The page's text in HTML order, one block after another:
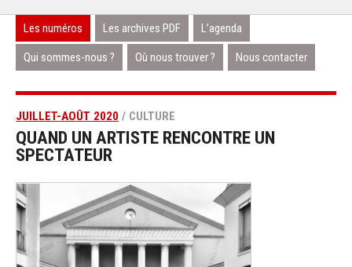
Les numéros Les archives PDF L’agenda
Qui sommes-nous ? Où nous trouver ? Nous contacter
JUILLET-AOÛT 2020 / CULTURE
QUAND UN ARTISTE RENCONTRE UN
SPECTATEUR